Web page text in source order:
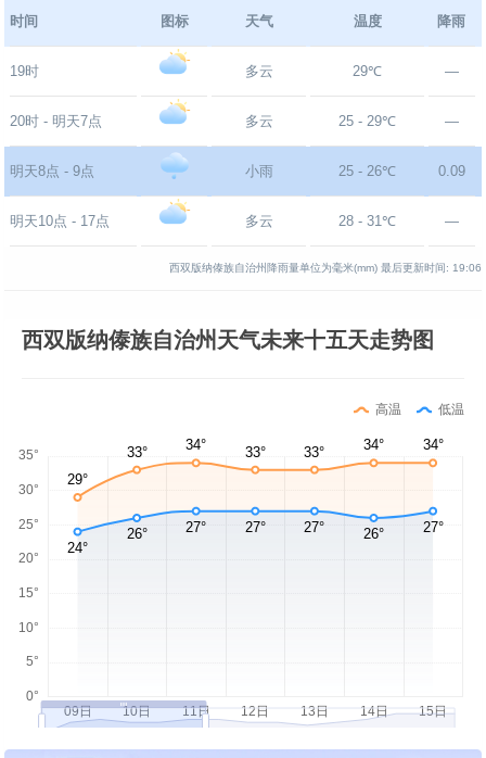
时间 图标 天气 温度 降雨
19时 多云 29℃ —
20时 - 明天7点 多云 25 - 29℃ —
明天8点 - 9点 小雨 25 - 26℃ 0.09
明天10点 - 17点 多云 28 - 31℃ —
西双版纳傣族自治州降雨量单位为毫米(mm) 最后更新时间: 19:06
西双版纳傣族自治州天气未来十五天走势图
高温 低温